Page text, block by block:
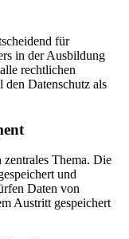
für
in der Ausbildung
rechtlichen
Datenschutz als
zentrales Thema. Die
und
Daten von
Austritt gespeichert